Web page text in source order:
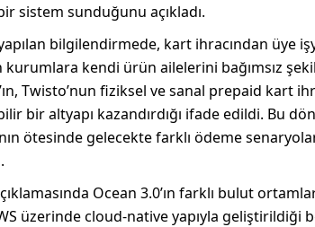
sistem sunduğunu açıkladı.
bilgilendirmede, kart ihracından üye
kurumlara kendi ürün ailelerini bağımsız
Twisto’nun fiziksel ve sanal prepaid kart
bir altyapı kazandırdığı ifade edildi. Bu
ötesinde gelecekte farklı ödeme
Ocean 3.0’ın farklı bulut
üzerinde cloud-native yapıyla